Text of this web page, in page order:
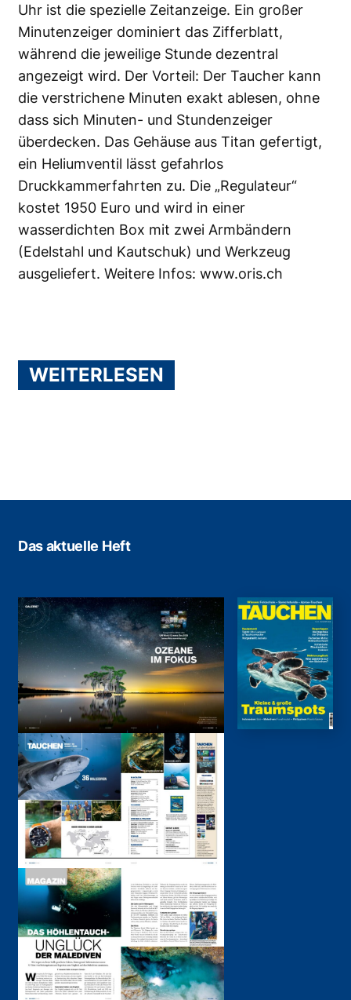
Uhr ist die spezielle Zeitanzeige. Ein großer
Minutenzeiger dominiert das Zifferblatt,
während die jeweilige Stunde dezentral
angezeigt wird. Der Vorteil: Der Taucher kann
die verstrichene Minuten exakt ablesen, ohne
dass sich Minuten- und Stundenzeiger
überdecken. Das Gehäuse aus Titan gefertigt,
ein Heliumventil lässt gefahrlos
Druckkammerfahrten zu. Die „Regulateur“
kostet 1950 Euro und wird in einer
wasserdichten Box mit zwei Armbändern
(Edelstahl und Kautschuk) und Werkzeug
ausgeliefert. Weitere Infos: www.oris.ch
WEITERLESEN
Das aktuelle Heft